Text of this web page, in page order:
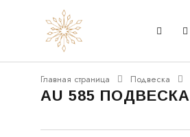
Главная страница Подвеска
AU 585 ПОДВЕСКА